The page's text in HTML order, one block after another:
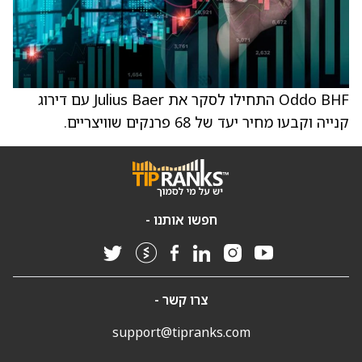
Oddo BHF התחילו לסקר את Julius Baer עם דירוג
קנייה וקבעו מחיר יעד של 68 פרנקים שוויצריים.
חפשו אותנו -
צרו קשר -
support@tipranks.com